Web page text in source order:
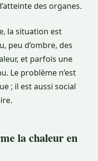
des organes.
la situation est
peu d’ombre, des
et parfois une
Le problème n’est
; il est aussi social
la chaleur en